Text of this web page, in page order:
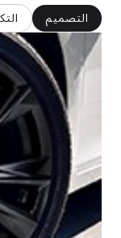
التصميم